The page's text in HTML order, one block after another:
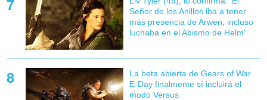
Señor de los Anillos iba a tener
más presencia de Arwen, incluso
luchaba en el Abismo de Helm'
La beta abierta de Gears of War
E-Day finalmente sí incluirá el
modo Versus